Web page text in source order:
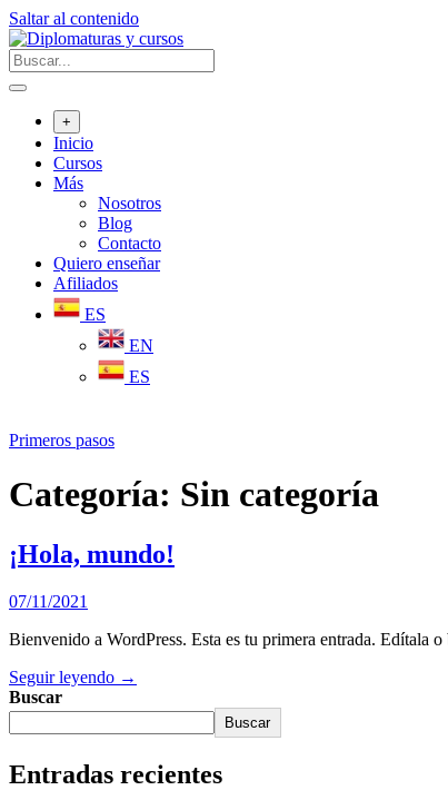
Saltar al contenido
+
Inicio
Cursos
Más
Nosotros
Blog
Contacto
Quiero enseñar
Afiliados
ES
EN
ES
Primeros pasos
Categoría: Sin categoría
¡Hola, mundo!
07/11/2021
Bienvenido a WordPress. Esta es tu primera entrada. Edítala
Seguir leyendo →
Buscar
Buscar
Entradas recientes